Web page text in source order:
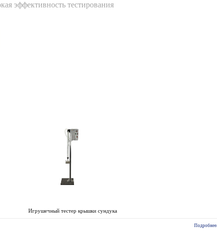
эффективность тестирования
Игрушечный тестер крышки сундука
Подробнее